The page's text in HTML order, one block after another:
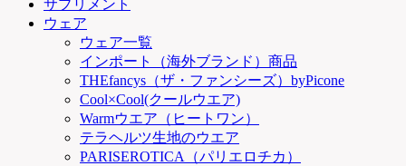
サプリメント
ウェア
ウェア一覧
インポート（海外ブランド）商品
THEfancys（ザ・ファンシーズ）byPicone
Cool×Cool(クールウエア)
Warmウエア（ヒートワン）
テラヘルツ生地のウエア
PARISEROTICA（パリエロチカ）